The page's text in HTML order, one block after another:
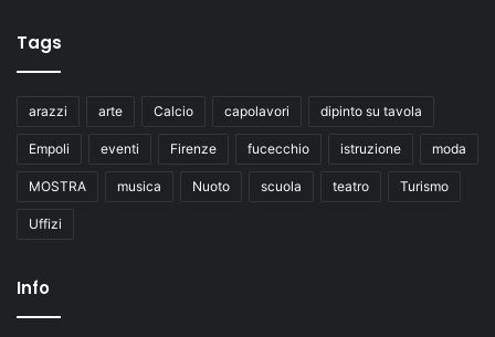
Tags
arazzi arte Calcio capolavori dipinto su tavola
Empoli eventi Firenze fucecchio istruzione moda
MOSTRA musica Nuoto scuola teatro Turismo
Uffizi
Info